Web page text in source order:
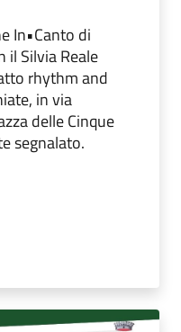
In•Canto di
il Silvia Reale
rhythm and
in via
delle Cinque
segnalato.